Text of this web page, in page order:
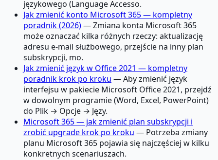
językowego (Language Accesso.
Jak zmienić konto Microsoft 365 — kompletny
poradnik (2026)— Zmiana konta Microsoft 365
może oznaczać kilka różnych rzeczy: aktualizację
adresu e-mail służbowego, przejście na inny plan
subskrypcji, mo.
Jak zmienić język w Office 2021 — kompletny
poradnik krok po kroku — Aby zmienić język
interfejsu w pakiecie Microsoft Office 2021, przejdź
w dowolnym programie (Word, Excel, PowerPoint)
do Plik → Opcje → Języ.
Microsoft 365 — jak zmienić plan subskrypcji i
zrobić upgrade krok po kroku — Potrzeba zmiany
planu Microsoft 365 pojawia się najczęściej w kilku
konkretnych scenariuszach.